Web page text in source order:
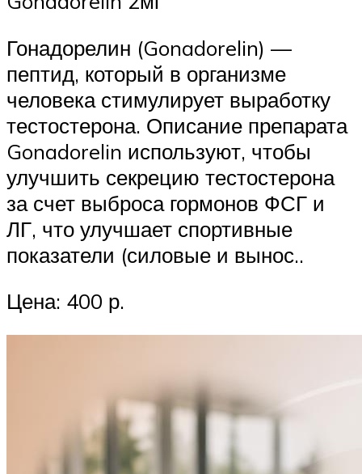
Гонадорелин (Gonadorelin) —
пептид, который в организме
человека стимулирует выработку
тестостерона. Описание препарата
Gonadorelin используют, чтобы
улучшить секрецию тестостерона
за счет выброса гормонов ФСГ и
ЛГ, что улучшает спортивные
показатели (силовые и вынос..
Цена: 400 р.